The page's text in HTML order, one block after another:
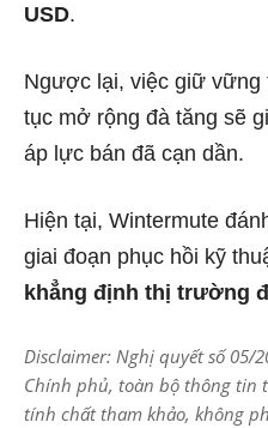
USD.
Ngược lại, việc giữ vững
tục mở rộng đà tăng sẽ
áp lực bán đã cạn dần.
Hiện tại, Wintermute
giai đoạn phục hồi kỹ
khẳng định thị trường
Disclaimer: Nghị quyết số 05/
Chính phủ, toàn bộ thông tin
tính chất tham khảo, không